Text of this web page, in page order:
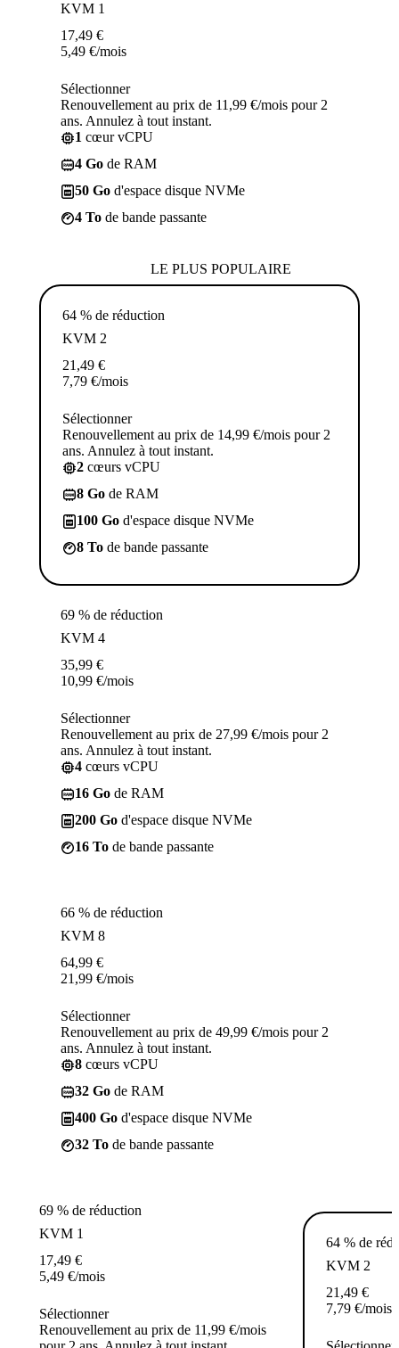
KVM 1
17,49 €
5,49 €/mois
Sélectionner
Renouvellement au prix de 11,99 €/mois pour 2
ans. Annulez à tout instant.
1 cœur vCPU
4 Go de RAM
50 Go d'espace disque NVMe
4 To de bande passante
LE PLUS POPULAIRE
64 % de réduction
KVM 2
21,49 €
7,79 €/mois
Sélectionner
Renouvellement au prix de 14,99 €/mois pour 2
ans. Annulez à tout instant.
2 cœurs vCPU
8 Go de RAM
100 Go d'espace disque NVMe
8 To de bande passante
69 % de réduction
KVM 4
35,99 €
10,99 €/mois
Sélectionner
Renouvellement au prix de 27,99 €/mois pour 2
ans. Annulez à tout instant.
4 cœurs vCPU
16 Go de RAM
200 Go d'espace disque NVMe
16 To de bande passante
66 % de réduction
KVM 8
64,99 €
21,99 €/mois
Sélectionner
Renouvellement au prix de 49,99 €/mois pour 2
ans. Annulez à tout instant.
8 cœurs vCPU
32 Go de RAM
400 Go d'espace disque NVMe
32 To de bande passante
69 % de réduction
KVM 1
17,49 €
5,49 €/mois
Sélectionner
Renouvellement au prix de 11,99 €/mois
64 % de
KVM 2
21,49 €
7,79 €/mois